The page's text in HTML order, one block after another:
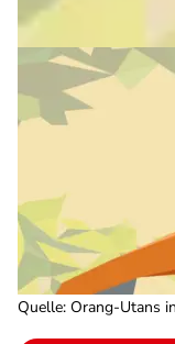
Quelle: Orang-Utans